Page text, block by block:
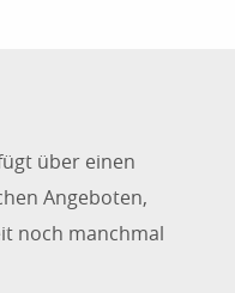
über einen
Angeboten,
noch manchmal